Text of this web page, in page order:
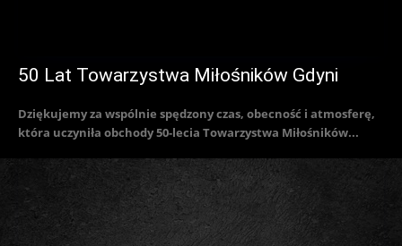
50 Lat Towarzystwa Miłośników Gdyni
Dziękujemy za wspólnie spędzony czas, obecność i atmosferę,
która uczyniła obchody 50-lecia Towarzystwa Miłośników...